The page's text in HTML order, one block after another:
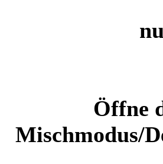
Öffne
Mischmodus/